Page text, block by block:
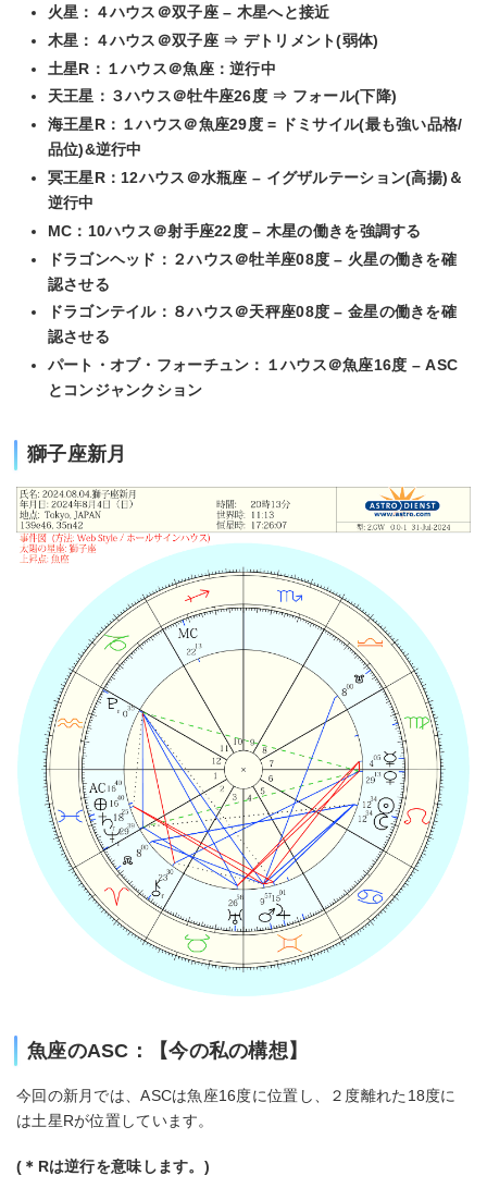
火星：４ハウス＠双子座 – 木星へと接近
木星：４ハウス＠双子座 ⇒ デトリメント(弱体)
土星R：１ハウス＠魚座：逆行中
天王星：３ハウス＠牡牛座26度 ⇒ フォール(下降)
海王星R：１ハウス＠魚座29度 = ドミサイル(最も強い品格/
品位)&逆行中
冥王星R：12ハウス＠水瓶座 – イグザルテーション(高揚)＆
逆行中
MC：10ハウス＠射手座22度 – 木星の働きを強調する
ドラゴンヘッド：２ハウス＠牡羊座08度 – 火星の働きを確
認させる
ドラゴンテイル：８ハウス＠天秤座08度 – 金星の働きを確
認させる
パート・オブ・フォーチュン：１ハウス＠魚座16度 – ASC
とコンジャンクション
獅子座新月
魚座のASC：【今の私の構想】
今回の新月では、ASCは魚座16度に位置し、２度離れた18度に
は土星Rが位置しています。
(＊Rは逆行を意味します。)